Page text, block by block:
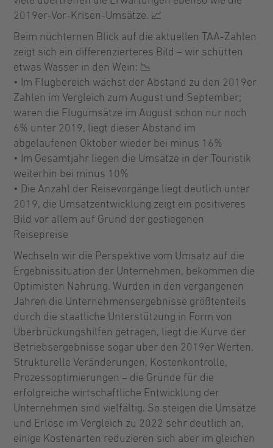
2019er-Vor-Krisen-Umsätze. 📈
Beim nüchternen Blick auf die aktuellen TAA-Zahlen
zeigt sich ein differenzierteres Bild – wir schütten
etwas Wasser in den Wein: 📉
• Im Flugbereich wächst der Abstand zu den 2019er
Zahlen im Vergleich zum August und September;
waren die Flugumsätze im August schon nur noch
6% unter 2019, liegt dieser Abstand im
abgelaufenen Oktober wieder bei minus 16%
• Im Gesamtjahr liegen die Umsätze in der Touristik
weiterhin bei minus 10%
• Die Anzahl der Reisevorgänge liegt deutlich unter
2019, die Umsatzentwicklung zeigt ein positiveres
Bild vor allem auf Grund der gestiegenen
Reisepreise
Wechseln wir die Perspektive vom Umsatz auf die
Ergebnissituation der Unternehmen, bekommen die
Optimisten Nahrung. Wurden in den vergangenen
Jahren die Unternehmensergebnisse größtenteils
durch die staatliche Unterstützung in Form von
Überbrückungshilfen getragen, liegt die Kurve der
Betriebsergebnisse sogar über den 2019er Werten.
Strukturelle Veränderungen, Kostenkontrolle,
Prozessoptimierungen – die Gründe für die
erfolgreiche wirtschaftliche Entwicklung der
Unternehmen sind vielfältig. So steigen die Umsätze
und Erlöse im Vergleich zu 2022 sehr deutlich an,
einige Kostenarten reduzieren sich aber im gleichen